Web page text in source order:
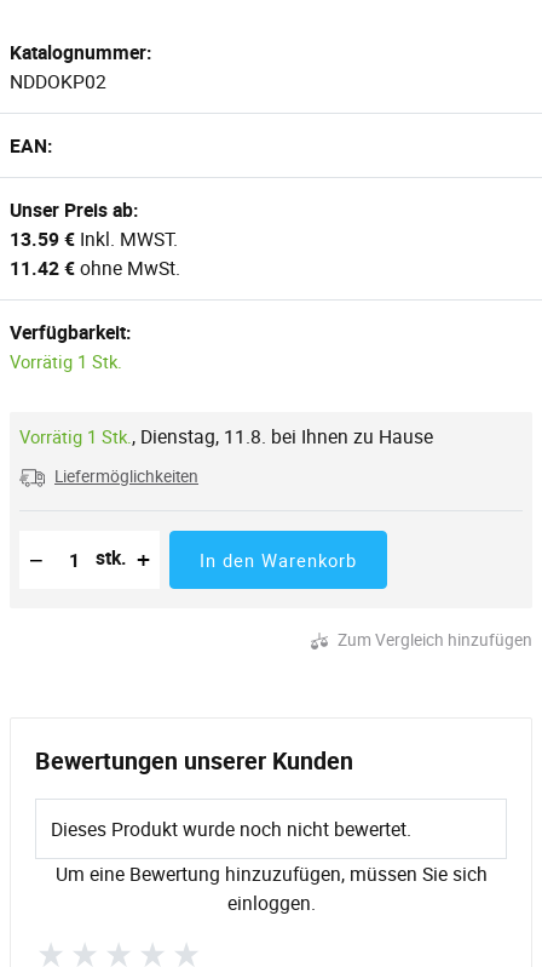
Katalognummer:
NDDOKP02
EAN:
Unser Preis ab:
13.59 € Inkl. MWST.
11.42 €ohne MwSt.
Verfügbarkeit:
Vorrätig 1 Stk.
Vorrätig 1 Stk., Dienstag, 11.8. bei Ihnen zu Hause
Liefermöglichkeiten
−
Reduzierung der Menge
Anzahl der Stücke
stk. + In den Warenkorb
Zum Vergleich hinzufügen
Bewertungen unserer Kunden
Dieses Produkt wurde noch nicht bewertet.
Um eine Bewertung hinzuzufügen, müssen Sie sich
einloggen.